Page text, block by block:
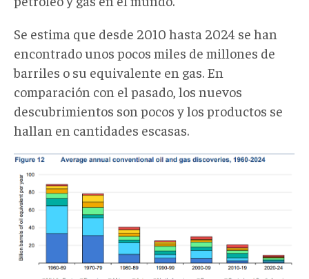
Se estima que desde 2010 hasta 2024 se han
encontrado unos pocos miles de millones de
barriles o su equivalente en gas. En
comparación con el pasado, los nuevos
descubrimientos son pocos y los productos se
hallan en cantidades escasas.
Captura
desde
2026-
02-
06
11-